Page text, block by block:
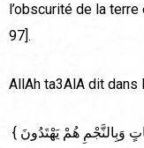
l’obscurité de la terre
97].
AllAh ta3AlA dit dans